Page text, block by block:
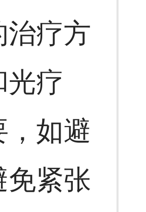
治疗方
疗
如避
紧张